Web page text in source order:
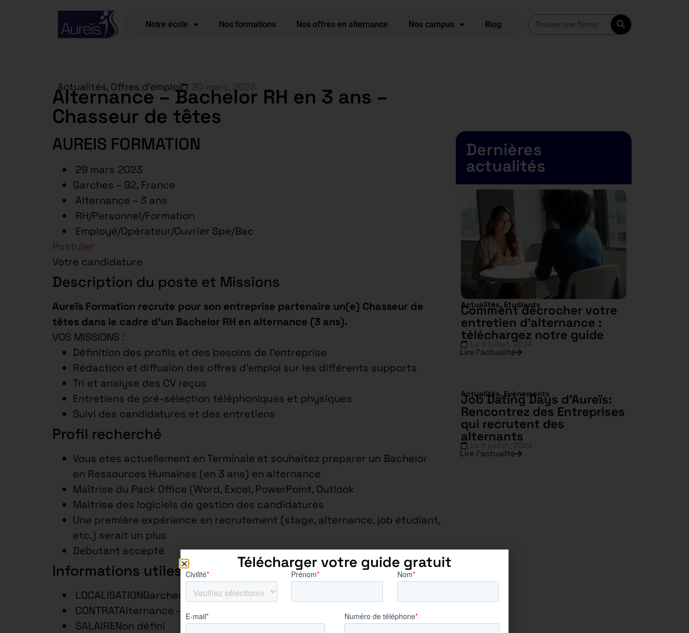
Notre école Nos formations Nos offres en alternance Nos campus Blog
Actualités, Offres d'emploi 30 mars, 2023
Alternance – Bachelor RH en 3 ans –
Chasseur de têtes
AUREIS FORMATION
29 mars 2023
Garches – 92, France
Alternance – 3 ans
RH/Personnel/Formation
Employé/Opérateur/Ouvrier Spe/Bac
Postuler
Votre candidature
Description du poste et Missions
Aureïs Formation recrute pour son entreprise partenaire un(e) Chasseur de
têtes dans le cadre d’un Bachelor RH en alternance (3 ans).
VOS MISSIONS :
Définition des profils et des besoins de l’entreprise
Rédaction et diffusion des offres d’emploi sur les différents supports
Tri et analyse des CV reçus
Entretiens de pré-sélection téléphoniques et physiques
Suivi des candidatures et des entretiens
Profil recherché
Vous etes actuellement en Terminale et souhaitez preparer un Bachelor
en Ressources Humaines (en 3 ans) en alternance
Maîtrise du Pack Office (Word, Excel, PowerPoint, Outlook
Maitrise des logiciels de gestion des candidatures
Une première expérience en recrutement (stage, alternance, job étudiant,
etc.) serait un plus
Debutant accepté
Informations utiles
LOCALISATIONGarches – 92, France – pas de déplacement
CONTRATAlternance – 3 ans
SALAIRENon défini
Dernières
actualités
Actualités, Etudiants
Comment décrocher votre
entretien d’alternance :
téléchargez notre guide
8 juillet, 2024
Lire l’actualité
Actualités,Evènements
Job Dating Days d’Aureïs:
Rencontrez des Entreprises
qui recrutent des
alternants
Lire l’actualité
Télécharger votre guide gratuit